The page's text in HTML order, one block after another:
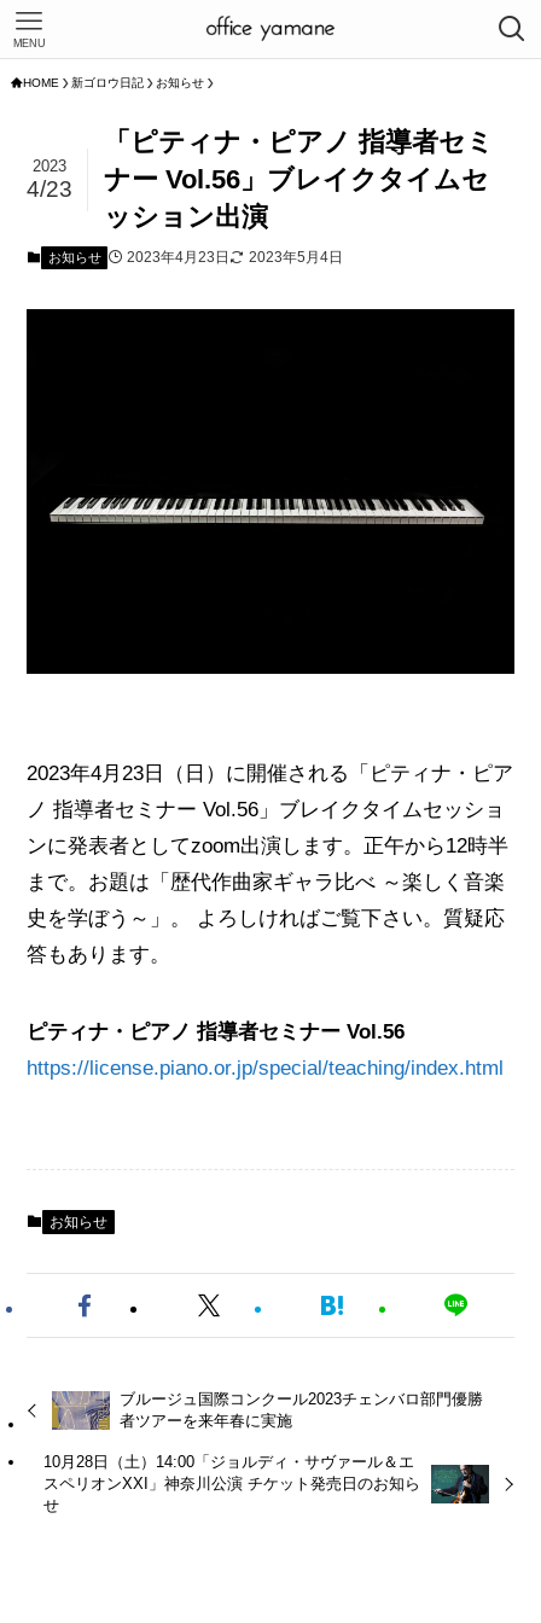
MENU
HOME 新ゴロウ日記 お知らせ
「ピティナ・ピアノ 指導者セミ
ナー Vol.56」ブレイクタイムセ
ッション出演
2023
4/23
お知らせ 2023年4月23日 2023年5月4日
2023年4月23日（日）に開催される「ピティナ・ピア
ノ 指導者セミナー Vol.56」ブレイクタイムセッショ
ンに発表者としてzoom出演します。正午から12時半
まで。お題は「歴代作曲家ギャラ比べ ～楽しく音楽
史を学ぼう～」。 よろしければご覧下さい。質疑応
答もあります。
ピティナ・ピアノ 指導者セミナー Vol.56
https://license.piano.or.jp/special/teaching/index.html
お知らせ
ブルージュ国際コンクール2023チェンバロ部門優勝
者ツアーを来年春に実施
10月28日（土）14:00「ジョルディ・サヴァール＆エ
スペリオンXXI」神奈川公演 チケット発売日のお知ら
せ